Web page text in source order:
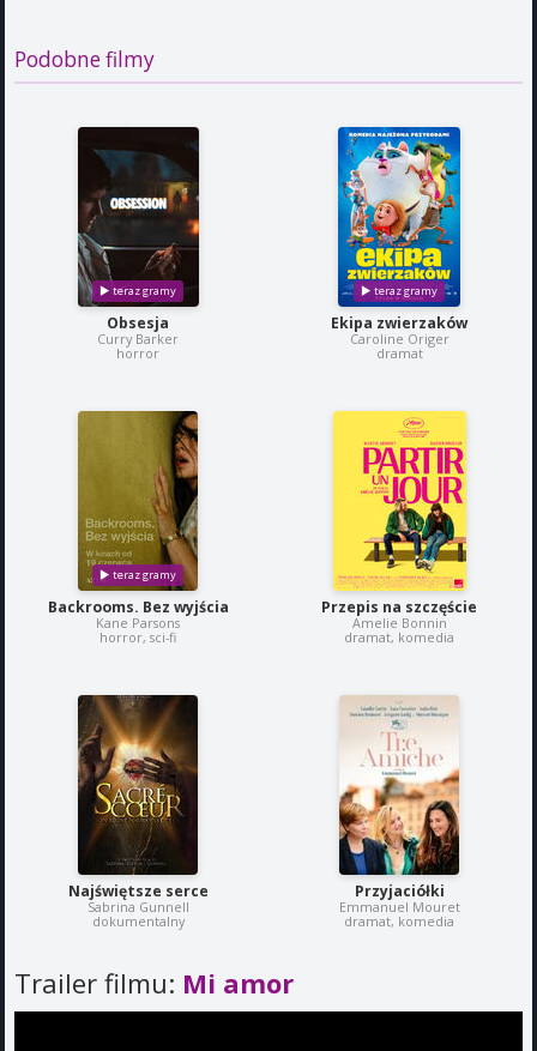
Podobne filmy
Obsesja
Curry Barker
horror
Ekipa zwierzaków
Caroline Origer
dramat
Backrooms. Bez wyjścia
Kane Parsons
horror, sci-fi
Przepis na szczęście
Amelie Bonnin
dramat, komedia
Najświętsze serce
Sabrina Gunnell
dokumentalny
Przyjaciółki
Emmanuel Mouret
dramat, komedia
Trailer filmu: Mi amor